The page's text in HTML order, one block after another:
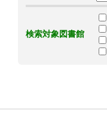
検索対象図書館